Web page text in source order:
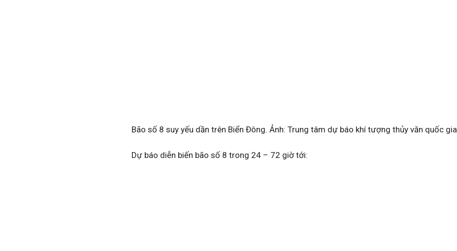
Bão số 8 suy yếu dần trên Biển Đông. Ảnh: Trung tâm dự báo khí tượng thủy văn quốc gia
Dự báo diễn biến bão số 8 trong 24 – 72 giờ tới: